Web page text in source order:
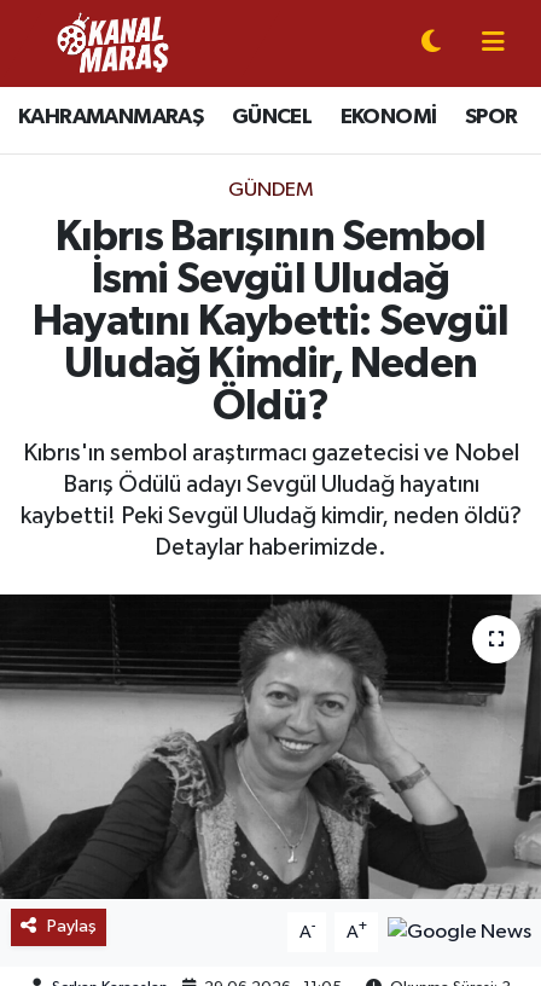
KAHRAMANMARAŞ GÜNCEL EKONOMİ SPOR
GÜNDEM
Kıbrıs Barışının Sembol
İsmi Sevgül Uludağ
Hayatını Kaybetti: Sevgül
Uludağ Kimdir, Neden
Öldü?
Kıbrıs'ın sembol araştırmacı gazetecisi ve Nobel
Barış Ödülü adayı Sevgül Uludağ hayatını
kaybetti! Peki Sevgül Uludağ kimdir, neden öldü?
Detaylar haberimizde.
Paylaş A- A+
CANLI YAYIN
KAHRAMANMARAŞ
SPOR
SİYASET
GÜNDEM
MAGAZİN
EĞİTİM
BÖLGE
KEŞFET
POPÜLER
DÜNYA
Kahramanmaraş Nöbetçi Eczaneler
Kahramanmaraş Hava Durumu
Kahramanmaraş Trafik Yoğunluk Haritası
Süper Lig Puan Durumu ve Fikstür
Son Dakika Haberleri
Haber Arşivi